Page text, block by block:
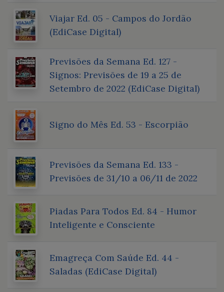
Viajar Ed. 05 - Campos do Jordão
(EdiCase Digital)
Previsões da Semana Ed. 127 -
Signos: Previsões de 19 a 25 de
Setembro de 2022 (EdiCase Digital)
Signo do Mês Ed. 53 - Escorpião
Previsões da Semana Ed. 133 -
Previsões de 31/10 a 06/11 de 2022
Piadas Para Todos Ed. 84 - Humor
Inteligente e Consciente
Emagreça Com Saúde Ed. 44 -
Saladas (EdiCase Digital)